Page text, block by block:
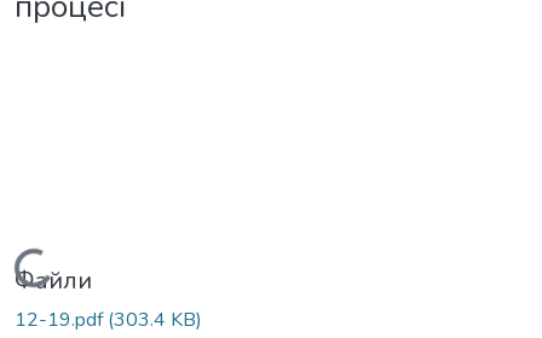
Вантажиться...
Файли
12-19.pdf(303.4 KB)